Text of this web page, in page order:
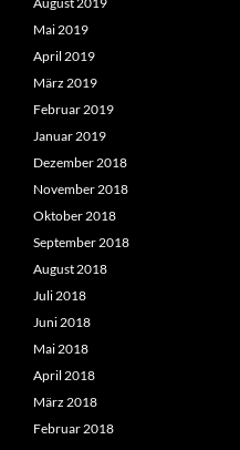
Mai 2019
April 2019
März 2019
Februar 2019
Januar 2019
Dezember 2018
November 2018
Oktober 2018
September 2018
August 2018
Juli 2018
Juni 2018
Mai 2018
April 2018
März 2018
Februar 2018